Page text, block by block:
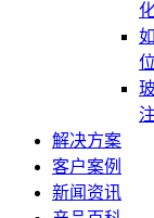
解决方案
客户案例
新闻资讯